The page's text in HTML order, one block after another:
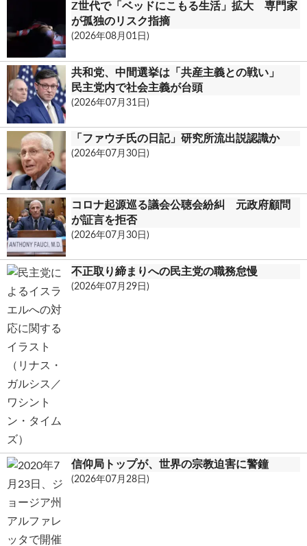
Z世代で「ベッドにこもる生活」拡大 専門家
が孤独のリスク指摘
(2026年08月01日)
共和党、中間選挙は「共産主義との戦い」
民主党内で社会主義が台頭
(2026年07月31日)
「ファウチ氏の日記」研究所流出説認識か
(2026年07月30日)
コロナ起源巡る議会公聴会紛糾 元政府顧問
が証言を拒否
(2026年07月30日)
不正取り締まりへの民主党の職務怠慢
(2026年07月29日)
信仰局トップが、世界の宗教迫害に警鐘
(2026年07月28日)